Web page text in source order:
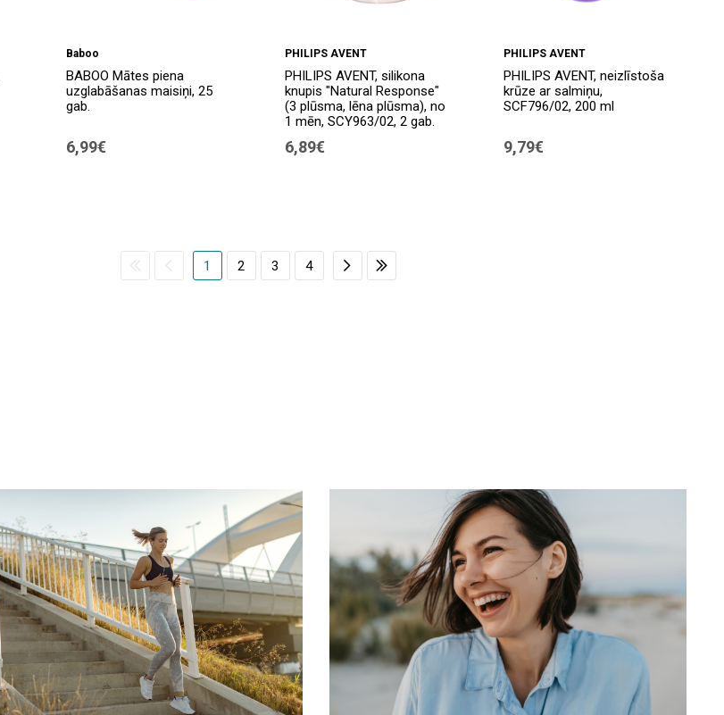
Baboo
BABOO Mātes piena
uzglabāšanas maisiņi, 25
gab.
6,99€
PHILIPS AVENT
PHILIPS AVENT, silikona
knupis "Natural Response"
(3 plūsma, lēna plūsma), no
1 mēn, SCY963/02, 2 gab.
6,89€
PHILIPS AVENT
PHILIPS AVENT, neizlīstoša
krūze ar salmiņu,
SCF796/02, 200 ml
9,79€
1 2 3 4